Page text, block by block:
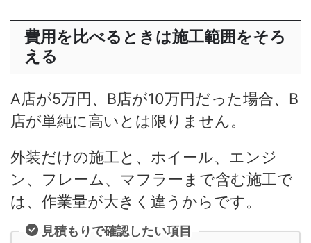
費用を比べるときは施工範囲をそろ
える
A店が5万円、B店が10万円だった場合、B
店が単純に高いとは限りません。
外装だけの施工と、ホイール、エンジ
ン、フレーム、マフラーまで含む施工で
は、作業量が大きく違うからです。
見積もりで確認したい項目